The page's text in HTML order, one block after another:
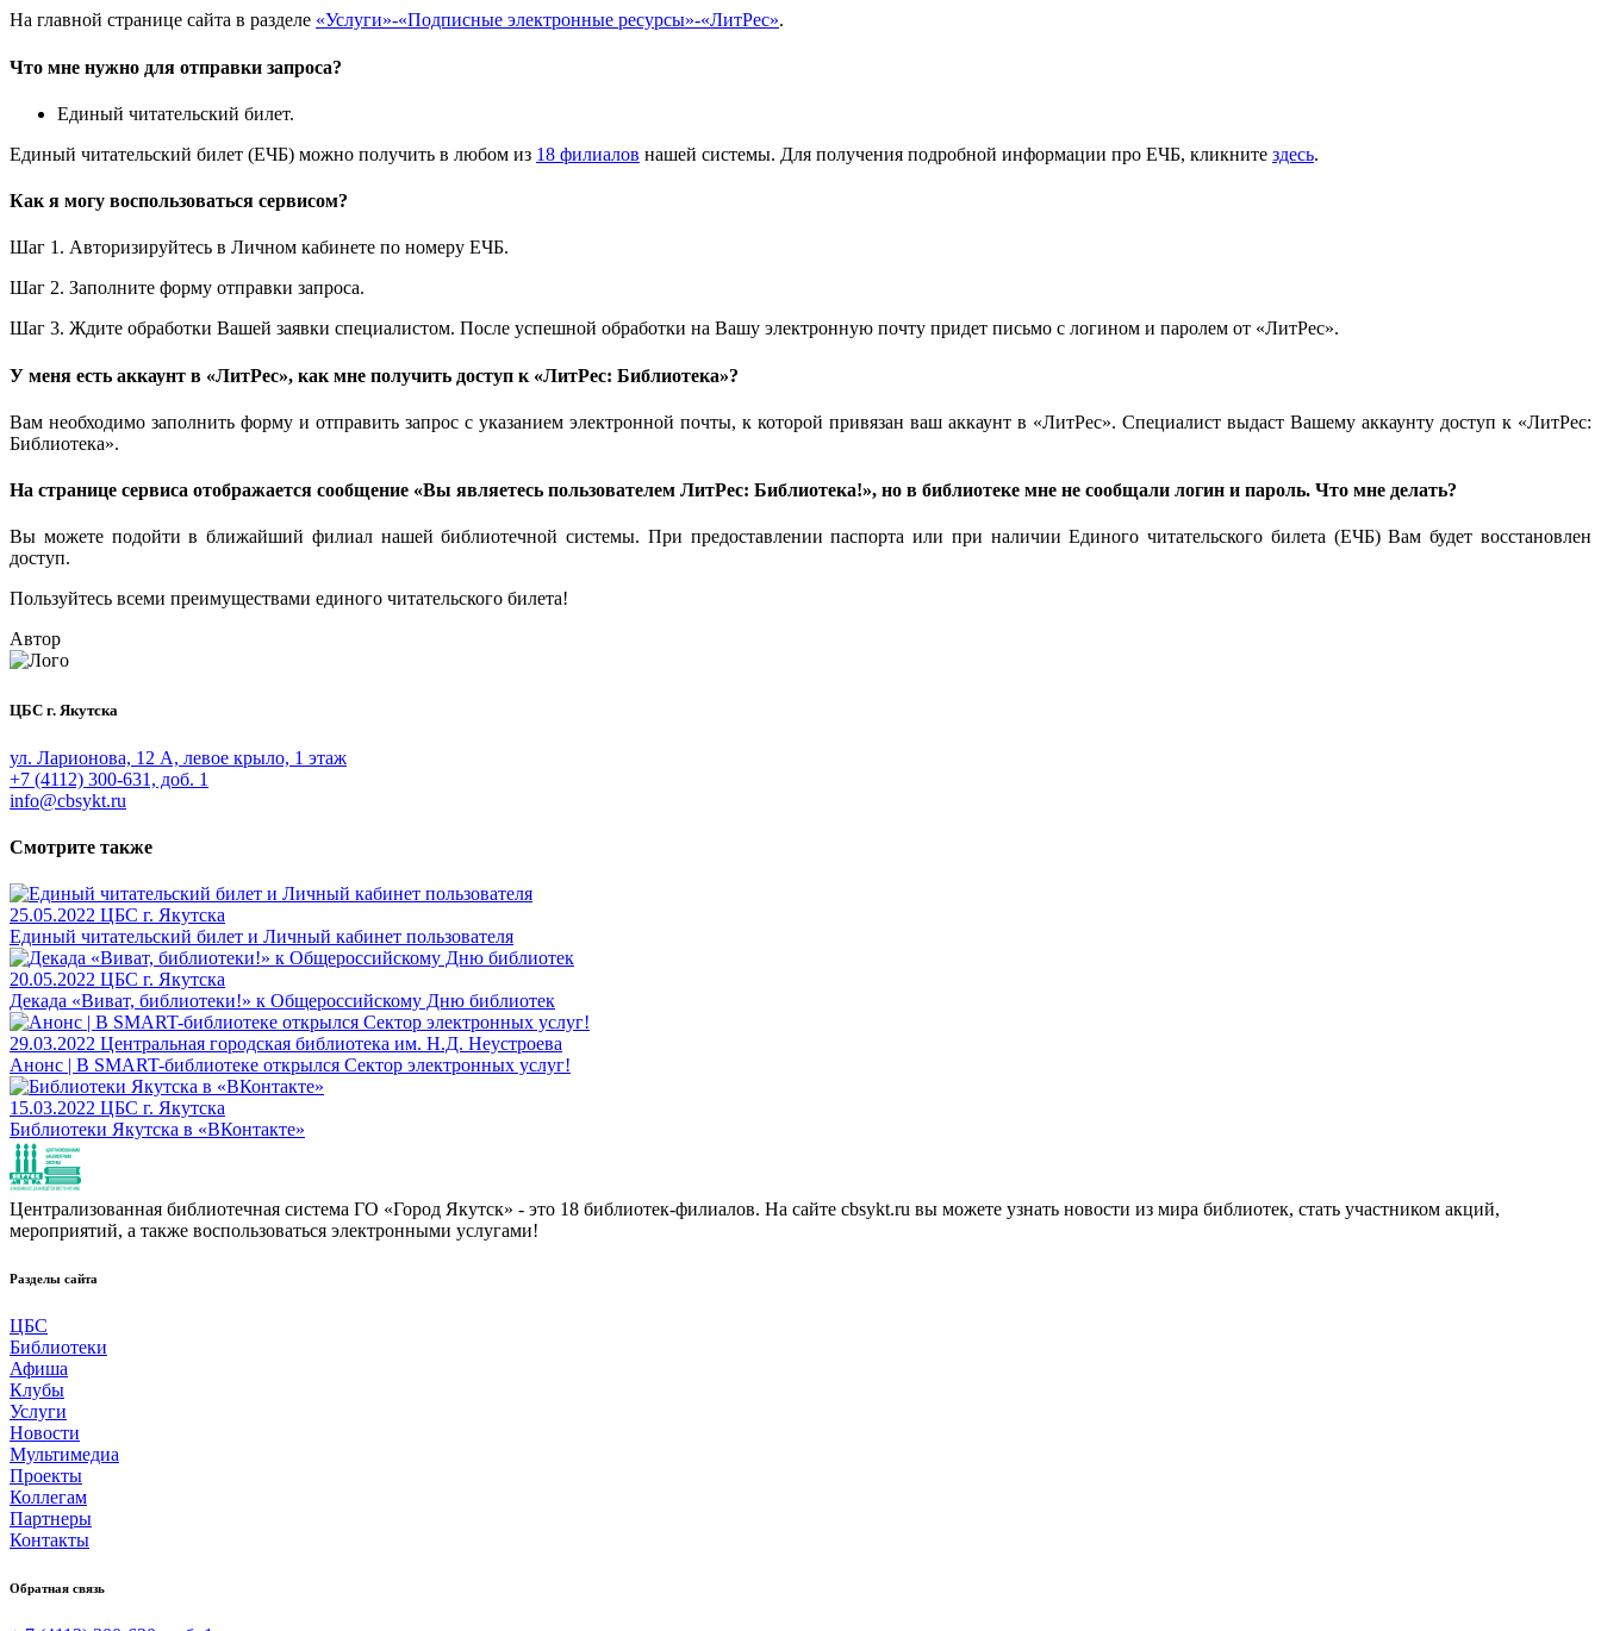
На главной странице сайта в разделе «Услуги»-«Подписные электронные ресурсы»-«ЛитРес».
Что мне нужно для отправки запроса?
Единый читательский билет.
Единый читательский билет (ЕЧБ) можно получить в любом из 18 филиалов нашей системы. Для получения подробной информации про ЕЧБ, кликните здесь.
Как я могу воспользоваться сервисом?
Шаг 1. Авторизируйтесь в Личном кабинете по номеру ЕЧБ.
Шаг 2. Заполните форму отправки запроса.
Шаг 3. Ждите обработки Вашей заявки специалистом. После успешной обработки на Вашу электронную почту придет письмо с логином и паролем от «ЛитРес».
У меня есть аккаунт в «ЛитРес», как мне получить доступ к «ЛитРес: Библиотека»?
Вам необходимо заполнить форму и отправить запрос с указанием электронной почты, к которой привязан ваш аккаунт в «ЛитРес». Специалист выдаст Вашему аккаунту доступ к «ЛитРес:
Библиотека».
На странице сервиса отображается сообщение «Вы являетесь пользователем ЛитРес: Библиотека!», но в библиотеке мне не сообщали логин и пароль. Что мне делать?
Вы можете подойти в ближайший филиал нашей библиотечной системы. При предоставлении паспорта или при наличии Единого читательского билета (ЕЧБ) Вам будет восстановлен
доступ.
Пользуйтесь всеми преимуществами единого читательского билета!
Автор
ЦБС г. Якутска
ул. Ларионова, 12 А, левое крыло, 1 этаж
+7 (4112) 300-631, доб. 1
info@cbsykt.ru
Смотрите также
25.05.2022 ЦБС г. Якутска
Единый читательский билет и Личный кабинет пользователя
20.05.2022 ЦБС г. Якутска
Декада «Виват, библиотеки!» к Общероссийскому Дню библиотек
29.03.2022 Центральная городская библиотека им. Н.Д. Неустроева
Анонс | В SMART-библиотеке открылся Сектор электронных услуг!
15.03.2022 ЦБС г. Якутска
Библиотеки Якутска в «ВКонтакте»
Централизованная библиотечная система ГО «Город Якутск» - это 18 библиотек-филиалов. На сайте cbsykt.ru вы можете узнать новости из мира библиотек, стать участником акций,
мероприятий, а также воспользоваться электронными услугами!
Разделы сайта
ЦБС
Библиотеки
Афиша
Клубы
Услуги
Новости
Мультимедиа
Проекты
Коллегам
Партнеры
Контакты
Обратная связь